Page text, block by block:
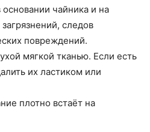
чайника и на
следов
повреждений.
мягкой тканью. Если есть
их ластиком или
плотно встаёт на